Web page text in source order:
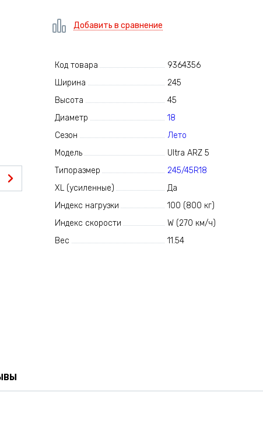
Добавить в сравнение
Код товара
9364356
Ширина
245
Высота
45
Диаметр
18
Сезон
Лето
Модель
Ultra ARZ 5
Типоразмер
245/45R18
XL (усиленные)
Да
Индекс нагрузки
100 (800 кг)
Индекс скорости
W (270 км/ч)
Вес
11.54